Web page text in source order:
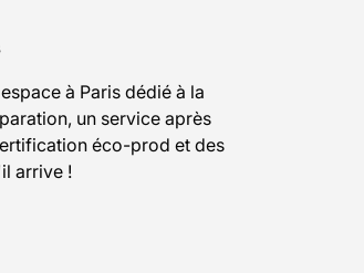
à Paris dédié à la
un service après
éco-prod et des
arrive !